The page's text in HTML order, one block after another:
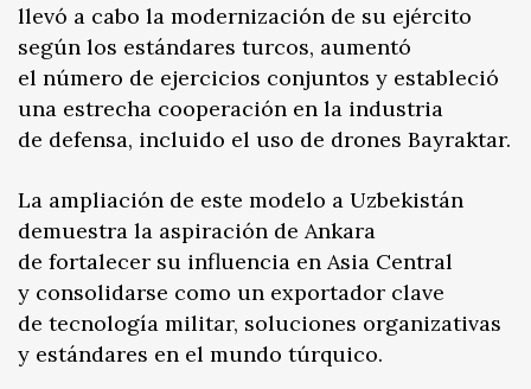
llevó a cabo la modernización de su ejército
según los estándares turcos, aumentó
el número de ejercicios conjuntos y estableció
una estrecha cooperación en la industria
de defensa, incluido el uso de drones Bayraktar.
La ampliación de este modelo a Uzbekistán
demuestra la aspiración de Ankara
de fortalecer su influencia en Asia Central
y consolidarse como un exportador clave
de tecnología militar, soluciones organizativas
y estándares en el mundo túrquico.